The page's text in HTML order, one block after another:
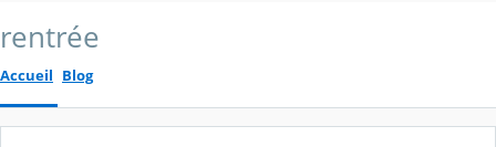
rentrée
Accueil Blog